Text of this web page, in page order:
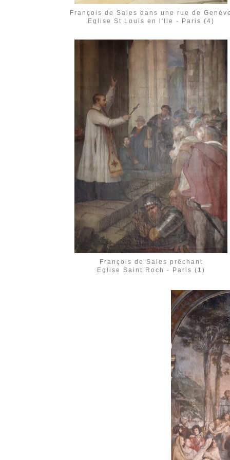
François de Sales dans une rue de
Eglise St Louis en l'Ile - Paris (4)
François de Sales prêchant
Eglise Saint Roch - Paris (1)